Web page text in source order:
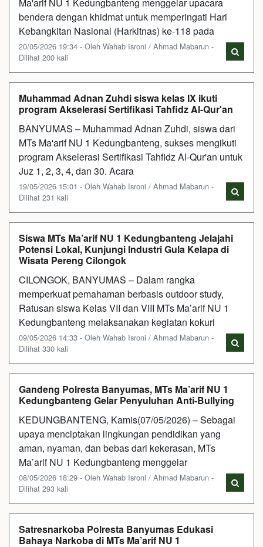
bendera dengan khidmat untuk memperingati Hari
Kebangkitan Nasional (Harkitnas) ke-118 pada
20/05/2026 19:34 - Oleh Wahab Isroni / Ahmad Mabarun -
Dilihat 200 kali
Muhammad Adnan Zuhdi siswa kelas IX ikuti
program Akselerasi Sertifikasi Tahfidz Al-Qur'an
BANYUMAS – Muhammad Adnan Zuhdi, siswa dari
MTs Ma'arif NU 1 Kedungbanteng, sukses mengikuti
program Akselerasi Sertifikasi Tahfidz Al-Qur'an untuk
Juz 1, 2, 3, 4, dan 30. Acara
19/05/2026 15:01 - Oleh Wahab Isroni / Ahmad Mabarun -
Dilihat 231 kali
Siswa MTs Ma’arif NU 1 Kedungbanteng Jelajahi
Potensi Lokal, Kunjungi Industri Gula Kelapa di
Wisata Pereng Cilongok
CILONGOK, BANYUMAS – Dalam rangka
memperkuat pemahaman berbasis outdoor study,
Ratusan siswa Kelas VII dan VIII MTs Ma’arif NU 1
Kedungbanteng melaksanakan kegiatan kokuri
09/05/2026 14:33 - Oleh Wahab Isroni / Ahmad Mabarun -
Dilihat 330 kali
Gandeng Polresta Banyumas, MTs Ma’arif NU 1
Kedungbanteng Gelar Penyuluhan Anti-Bullying
KEDUNGBANTENG, Kamis(07/05/2026) – Sebagai
upaya menciptakan lingkungan pendidikan yang
aman, nyaman, dan bebas dari kekerasan, MTs
Ma’arif NU 1 Kedungbanteng menggelar
08/05/2026 18:29 - Oleh Wahab Isroni / Ahmad Mabarun -
Dilihat 293 kali
Satresnarkoba Polresta Banyumas Edukasi
Bahaya Narkoba di MTs Ma’arif NU 1